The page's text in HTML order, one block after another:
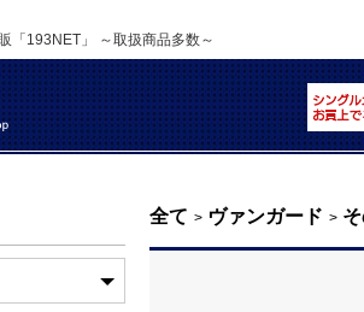
「193NET」 ～取扱商品多数～
全て > ヴァンガード >